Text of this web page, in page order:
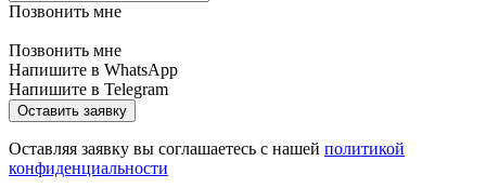
Позвонить мне
Позвонить мне
Напишите в WhatsApp
Напишите в Telegram
Оставить заявку
Оставляя заявку вы соглашаетесь с нашей политикой
конфиденциальности